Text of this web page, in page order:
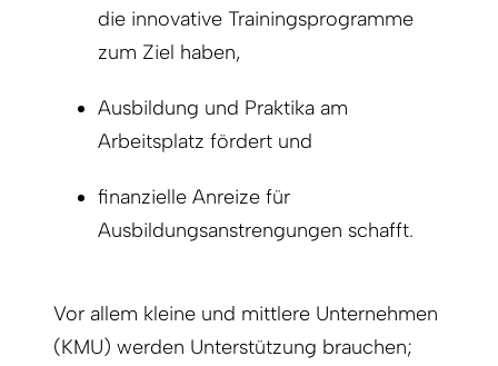
die innovative Trainingsprogramme
zum Ziel haben,
Ausbildung und Praktika am
Arbeitsplatz fördert und
finanzielle Anreize für
Ausbildungsanstrengungen schafft.
Vor allem kleine und mittlere Unternehmen
(KMU) werden Unterstützung brauchen;